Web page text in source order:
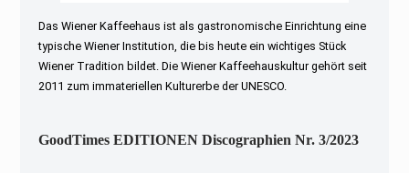
Das Wiener Kaffeehaus ist als gastronomische Einrichtung eine
typische Wiener Institution, die bis heute ein wichtiges Stück
Wiener Tradition bildet. Die Wiener Kaffeehauskultur gehört seit
2011 zum immateriellen Kulturerbe der UNESCO.
GoodTimes EDITIONEN Discographien Nr. 3/2023